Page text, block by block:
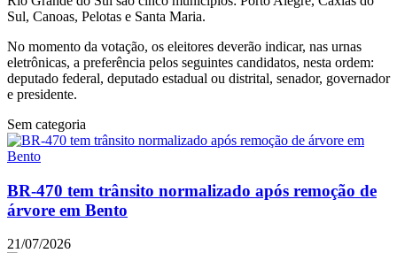
Sul, Canoas, Pelotas e Santa Maria.
No momento da votação, os eleitores deverão indicar, nas urnas
eletrônicas, a preferência pelos seguintes candidatos, nesta ordem:
deputado federal, deputado estadual ou distrital, senador, governador
e presidente.
Sem categoria
BR-470 tem trânsito normalizado após remoção de
árvore em Bento
21/07/2026